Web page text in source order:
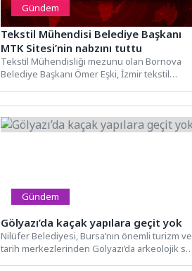
Gündem
Tekstil Mühendisi Belediye Başkanı
MTK Sitesi’nin nabzını tuttu
Tekstil Mühendisliği mezunu olan Bornova
Belediye Başkanı Ömer Eşki, İzmir tekstil
Gündem
Gölyazı’da kaçak yapılara geçit yok
Nilüfer Belediyesi, Bursa’nın önemli turizm ve
tarih merkezlerinden Gölyazı’da arkeolojik sit